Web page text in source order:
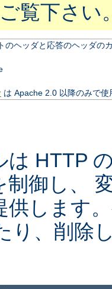
覧下さい
のヘッダと応答のヘッダの
は Apache 2.0 以降のみで使
は HTTP
制御し、
供します
り、削除